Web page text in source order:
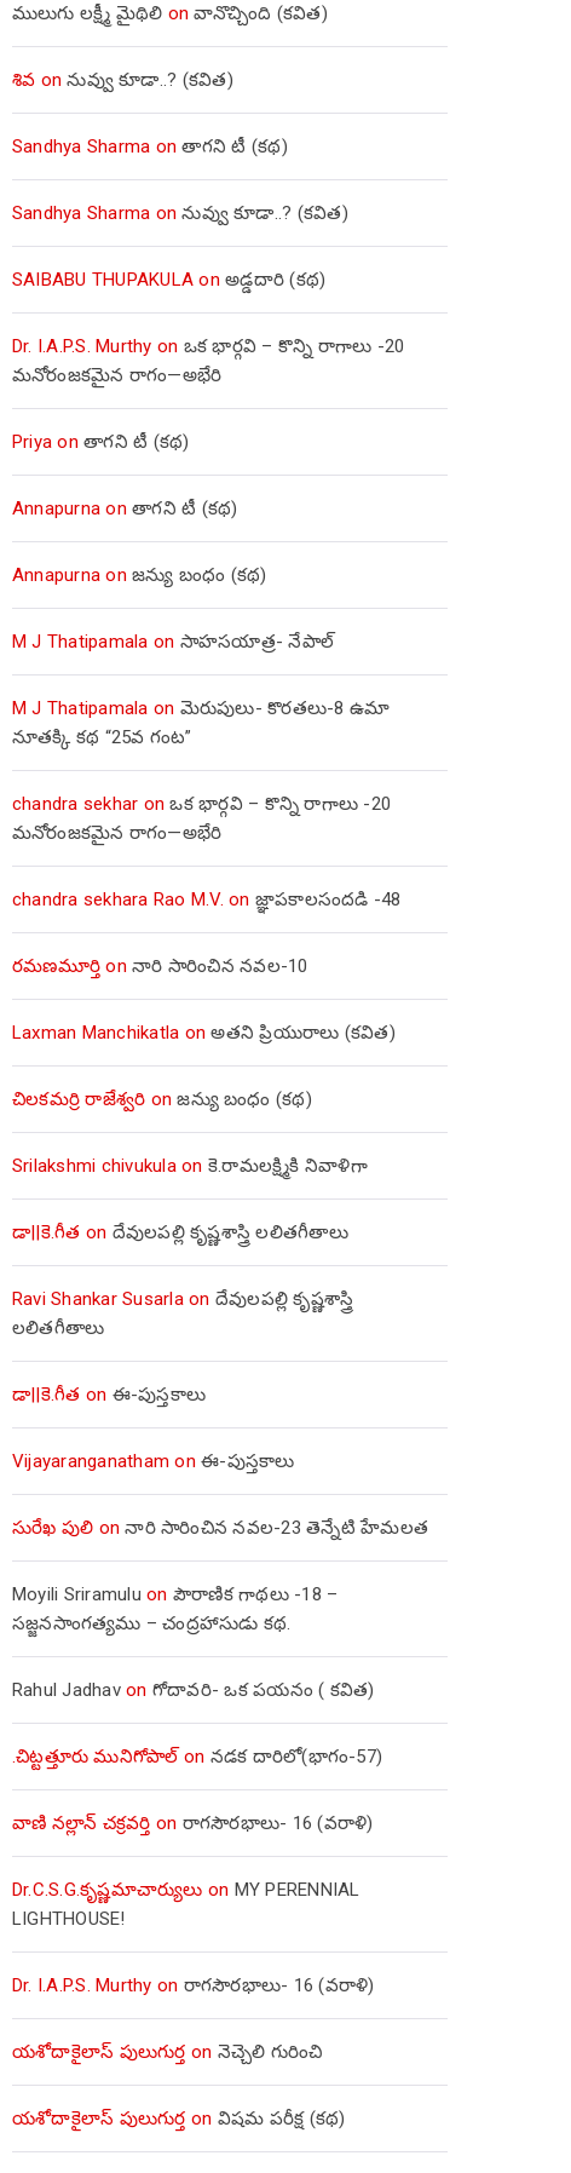
ములుగు లక్ష్మీ మైథిలి onవానొచ్చింది (కవిత)
శివ onనువ్వు కూడా..? (కవిత)
Sandhya Sharma onతాగని టీ (కథ)
Sandhya Sharma onనువ్వు కూడా..? (కవిత)
SAIBABU THUPAKULA onఅడ్డదారి (కథ)
Dr. I.A.P.S. Murthy on ఒక భార్గవి – కొన్ని రాగాలు -20
మనోరంజకమైన రాగం—అభేరి
Priya onతాగని టీ (కథ)
Annapurna onతాగని టీ (కథ)
Annapurna onజన్యు బంధం (కథ)
M J Thatipamala on సాహసయాత్ర- నేపాల్‌
M J Thatipamala on మెరుపులు- కొరతలు-8 ఉమా
నూతక్కి కథ “25వ గంట”
chandra sekhar onఒక భార్గవి – కొన్ని రాగాలు -20
మనోరంజకమైన రాగం—అభేరి
chandra sekhara Rao M.V. on జ్ఞాపకాలసందడి -48
రమణమూర్తి onనారి సారించిన నవల-10
Laxman Manchikatla onఅతని ప్రియురాలు (కవిత)
చిలకమర్రి రాజేశ్వరి onజన్యు బంధం (కథ)
Srilakshmi chivukulaon కె.రామలక్ష్మికి నివాళిగా
డా||కె.గీత on దేవులపల్లి కృష్ణశాస్త్రి లలితగీతాలు
Ravi Shankar Susarlaon దేవులపల్లి కృష్ణశాస్త్రి
లలితగీతాలు
డా||కె.గీత on ఈ-పుస్తకాలు
Vijayaranganatham onఈ-పుస్తకాలు
సురేఖ పులి onనారి సారించిన నవల-23 తెన్నేటి హేమలత
Moyili Sriramulu on పౌరాణిక గాథలు -18 –
సజ్జనసాంగత్యము – చంద్రహాసుడు కథ.
Rahul Jadhavon గోదావరి- ఒక పయనం ( కవిత)
.చిట్టత్తూరు మునిగోపాల్on నడక దారిలో(భాగం-57)
వాణి నల్లాన్ చక్రవర్తి on రాగసౌరభాలు- 16 (వరాళి)
Dr.C.S.G.కృష్ణమాచార్యులు on MY PERENNIAL
LIGHTHOUSE!
Dr. I.A.P.S. Murthy on రాగసౌరభాలు- 16 (వరాళి)
యశోదాకైలాస్ పులుగుర్త on నెచ్చెలి గురించి
యశోదాకైలాస్ పులుగుర్త on విషమ పరీక్ష (క‌థ‌)